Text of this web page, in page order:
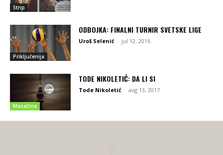
Strip
Priključenija
ODBOJKA: FINALNI TURNIR SVETSKE LIGE
Uroš Selenić - jul 12, 2016
Mesečina
TODE NIKOLETIĆ: DA LI SI
Tode Nikoletić - avg 13, 2017